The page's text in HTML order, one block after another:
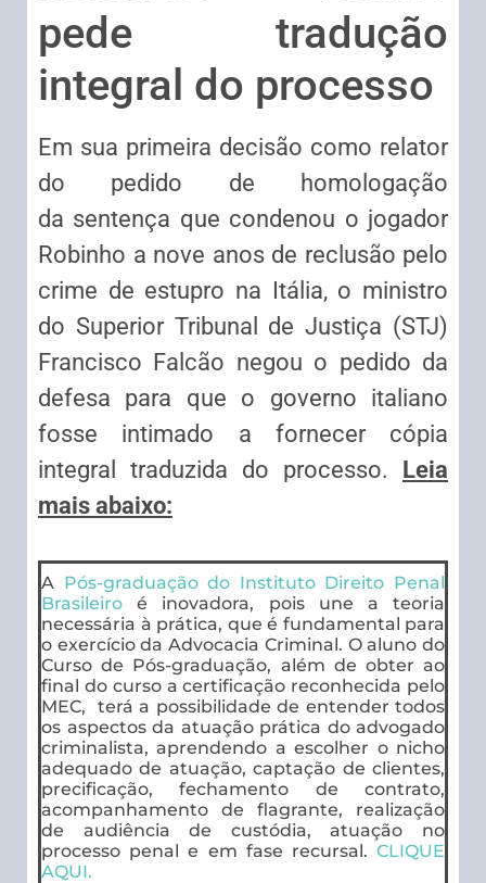
pede tradução
integral do processo
Em sua primeira decisão como relator
do pedido de homologação
da sentença que condenou o jogador
Robinho a nove anos de reclusão pelo
crime de estupro na Itália, o ministro
do Superior Tribunal de Justiça (STJ)
Francisco Falcão negou o pedido da
defesa para que o governo italiano
fosse intimado a fornecer cópia
integral traduzida do processo. Leia
mais abaixo:
A Pós-graduação do Instituto Direito Penal
Brasileiro é inovadora, pois une a teoria
necessária à prática, que é fundamental para
o exercício da Advocacia Criminal. O aluno do
Curso de Pós-graduação, além de obter ao
final do curso a certificação reconhecida pelo
MEC, terá a possibilidade de entender todos
os aspectos da atuação prática do advogado
criminalista, aprendendo a escolher o nicho
adequado de atuação, captação de clientes,
precificação, fechamento de contrato,
acompanhamento de flagrante, realização
de audiência de custódia, atuação no
processo penal e em fase recursal. CLIQUE
AQUI.